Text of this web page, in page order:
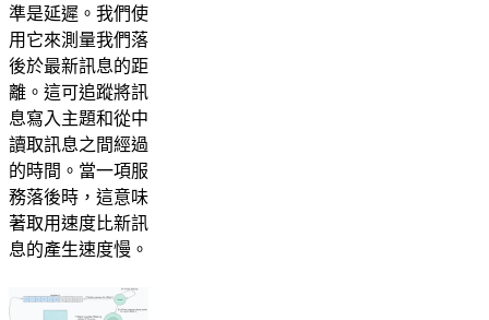
準是延遲。我們使
用它來測量我們落
後於最新訊息的距
離。這可追蹤將訊
息寫入主題和從中
讀取訊息之間經過
的時間。當一項服
務落後時，這意味
著取用速度比新訊
息的產生速度慢。